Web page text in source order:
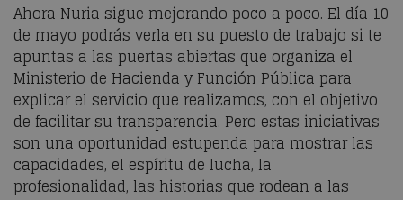
Ahora Nuria sigue mejorando poco a poco. El día 10
de mayo podrás verla en su puesto de trabajo si te
apuntas a las puertas abiertas que organiza el
Ministerio de Hacienda y Función Pública para
explicar el servicio que realizamos, con el objetivo
de facilitar su transparencia. Pero estas iniciativas
son una oportunidad estupenda para mostrar las
capacidades, el espíritu de lucha, la
profesionalidad, las historias que rodean a las